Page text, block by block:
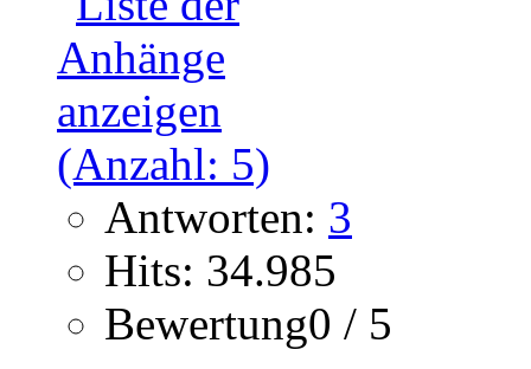
Antworten: 3
Hits: 34.985
Bewertung0 / 5